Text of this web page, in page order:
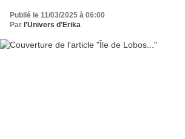
Publié le 11/03/2025 à 06:00
Par l'Univers d'Erika